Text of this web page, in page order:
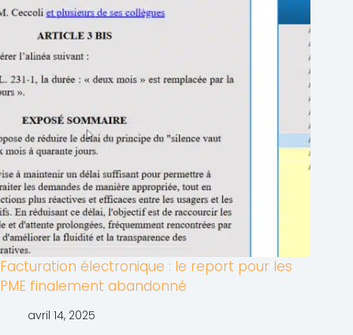
Facturation électronique : le report pour les
PME finalement abandonné
avril 14, 2025